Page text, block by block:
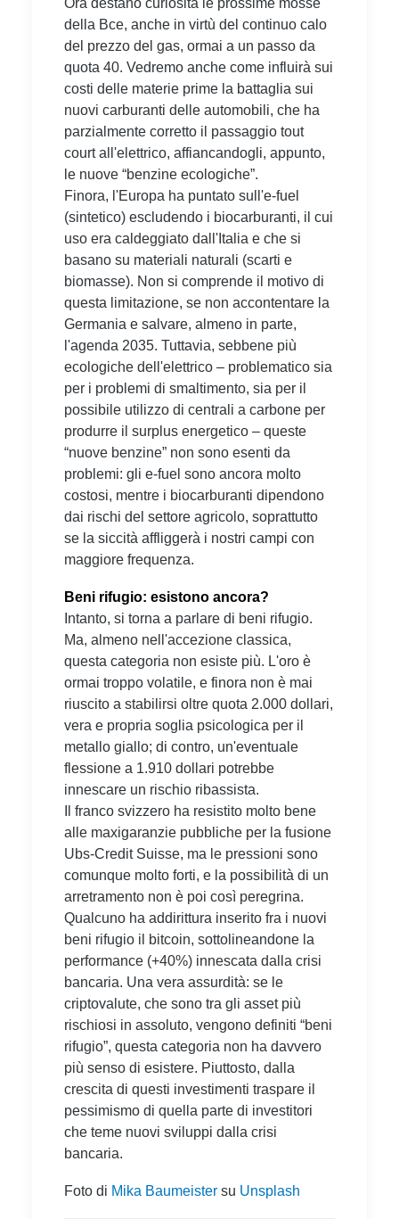
Ora destano curiosità le prossime mosse
della Bce, anche in virtù del continuo calo
del prezzo del gas, ormai a un passo da
quota 40. Vedremo anche come influirà sui
costi delle materie prime la battaglia sui
nuovi carburanti delle automobili, che ha
parzialmente corretto il passaggio tout
court all'elettrico, affiancandogli, appunto,
le nuove “benzine ecologiche”.
Finora, l'Europa ha puntato sull'e-fuel
(sintetico) escludendo i biocarburanti, il cui
uso era caldeggiato dall'Italia e che si
basano su materiali naturali (scarti e
biomasse). Non si comprende il motivo di
questa limitazione, se non accontentare la
Germania e salvare, almeno in parte,
l'agenda 2035. Tuttavia, sebbene più
ecologiche dell'elettrico – problematico sia
per i problemi di smaltimento, sia per il
possibile utilizzo di centrali a carbone per
produrre il surplus energetico – queste
“nuove benzine” non sono esenti da
problemi: gli e-fuel sono ancora molto
costosi, mentre i biocarburanti dipendono
dai rischi del settore agricolo, soprattutto
se la siccità affliggerà i nostri campi con
maggiore frequenza.
Beni rifugio: esistono ancora?
Intanto, si torna a parlare di beni rifugio.
Ma, almeno nell'accezione classica,
questa categoria non esiste più. L'oro è
ormai troppo volatile, e finora non è mai
riuscito a stabilirsi oltre quota 2.000 dollari,
vera e propria soglia psicologica per il
metallo giallo; di contro, un'eventuale
flessione a 1.910 dollari potrebbe
innescare un rischio ribassista.
Il franco svizzero ha resistito molto bene
alle maxigaranzie pubbliche per la fusione
Ubs-Credit Suisse, ma le pressioni sono
comunque molto forti, e la possibilità di un
arretramento non è poi così peregrina.
Qualcuno ha addirittura inserito fra i nuovi
beni rifugio il bitcoin, sottolineandone la
performance (+40%) innescata dalla crisi
bancaria. Una vera assurdità: se le
criptovalute, che sono tra gli asset più
rischiosi in assoluto, vengono definiti “beni
rifugio”, questa categoria non ha davvero
più senso di esistere. Piuttosto, dalla
crescita di questi investimenti traspare il
pessimismo di quella parte di investitori
che teme nuovi sviluppi dalla crisi
bancaria.
Foto di Mika Baumeister su Unsplash